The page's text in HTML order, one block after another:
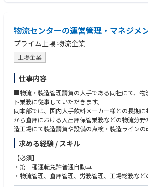
物流センターの運営管理・マネジメ
プライム上場 物流企業
上場企業
仕事内容
■物流・製造管理請負の大手である同社にて、物
ト業務に従事していただきます。
同本部では、国内大手飲料メーカー様との長期
から倉庫における入出庫保管業務などの物流分
造工場にて製造請負や設備の点検・製造ライン
ます。
〇具体的な業務内容：
・国内大手スーパー向けの物流センター・流通セ
理
求める経験 / スキル
【必須】
・第一種運転免許普通自動車
・物流管理、倉庫管理、労務管理、工場総務な